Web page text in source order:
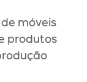
móveis
produtos